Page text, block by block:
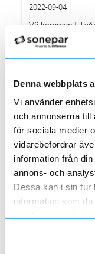
Denna webbplats
Vi använder
och annonserna till
för sociala medier
vidarebefordrar
information från
annons- och
Dessa kan i sin tur
information som
samlat in när du
2022-09-04
Välkommen till
2022-05-31
Den 1 juni har vi ny
2022-05-27
Grundkurs för
En grundläggande
Förändrade
2022-03-31
Med anledning av
Ecovadis ger
hållbarhetsarbete
2022-03-21